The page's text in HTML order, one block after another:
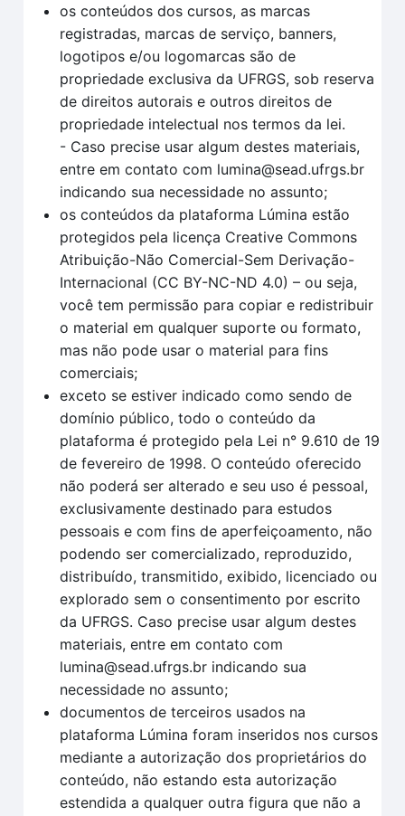
os conteúdos dos cursos, as marcas
registradas, marcas de serviço, banners,
logotipos e/ou logomarcas são de
propriedade exclusiva da UFRGS, sob reserva
de direitos autorais e outros direitos de
propriedade intelectual nos termos da lei.
- Caso precise usar algum destes materiais,
entre em contato com lumina@sead.ufrgs.br
indicando sua necessidade no assunto;
os conteúdos da plataforma Lúmina estão
protegidos pela licença Creative Commons
Atribuição-Não Comercial-Sem Derivação-
Internacional (CC BY-NC-ND 4.0) – ou seja,
você tem permissão para copiar e redistribuir
o material em qualquer suporte ou formato,
mas não pode usar o material para fins
comerciais;
exceto se estiver indicado como sendo de
domínio público, todo o conteúdo da
plataforma é protegido pela Lei n° 9.610 de 19
de fevereiro de 1998. O conteúdo oferecido
não poderá ser alterado e seu uso é pessoal,
exclusivamente destinado para estudos
pessoais e com fins de aperfeiçoamento, não
podendo ser comercializado, reproduzido,
distribuído, transmitido, exibido, licenciado ou
explorado sem o consentimento por escrito
da UFRGS. Caso precise usar algum destes
materiais, entre em contato com
lumina@sead.ufrgs.br indicando sua
necessidade no assunto;
documentos de terceiros usados na
plataforma Lúmina foram inseridos nos cursos
mediante a autorização dos proprietários do
conteúdo, não estando esta autorização
estendida a qualquer outra figura que não a